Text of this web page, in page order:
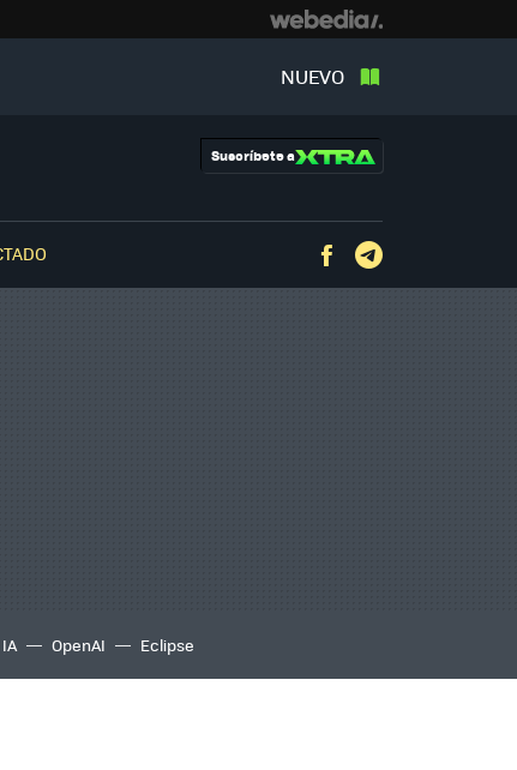
NUEVO
Suscríbete a
Facebook
IA OpenAI Eclipse